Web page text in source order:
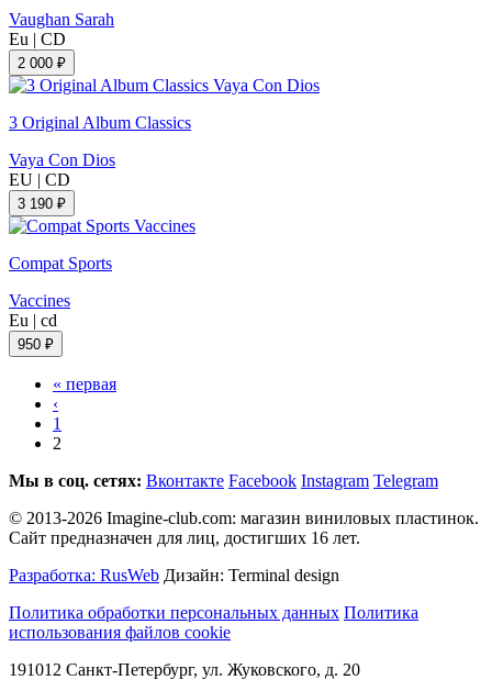
Vaughan Sarah
Eu | CD
2 000 ₽
3 Original Album Classics
Vaya Con Dios
EU | CD
3 190 ₽
Compat Sports
Vaccines
Eu | cd
950 ₽
« первая
‹
1
2
Мы в соц. сетях: Вконтакте Facebook Instagram Telegram
© 2013-2026 Imagine-club.com: магазин виниловых пластинок.
Сайт предназначен для лиц, достигших 16 лет.
Разработка: RusWeb Дизайн: Terminal design
Политика обработки персональных данных Политика
использования файлов cookie
191012 Санкт-Петербург, ул. Жуковского, д. 20